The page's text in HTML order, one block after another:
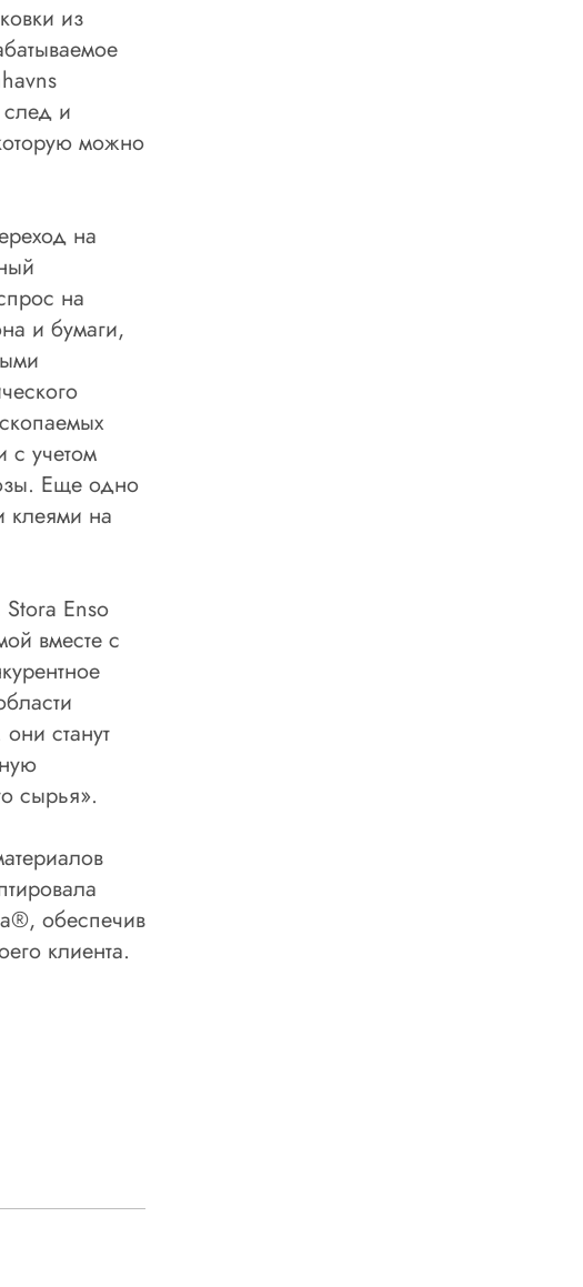
из
и
можно
на
на
и бумаги,
с учетом
Еще одно
клеями на
Enso
вместе с
станут
сырья».
обеспечив
клиента.